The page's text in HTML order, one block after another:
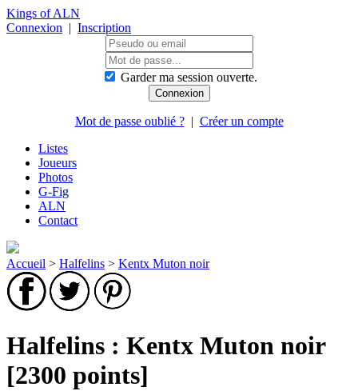
Kings of ALN
Connexion | Inscription
Garder ma session ouverte.
Mot de passe oublié ?| Créer un compte
Listes
Joueurs
Photos
G-Fig
ALN
Contact
Accueil > Halfelins > Kentx Muton noir
Halfelins : Kentx Muton noir
[2300 points]